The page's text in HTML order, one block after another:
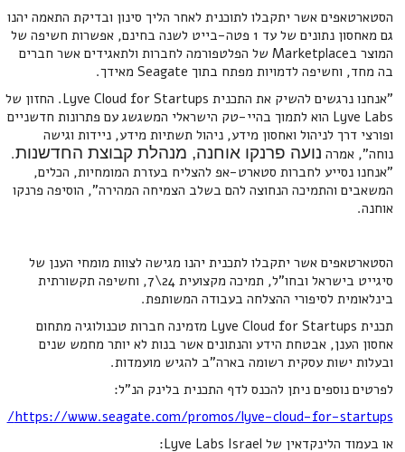
הסטארטאפים אשר יתקבלו לתוכנית לאחר הליך סינון ובדיקת התאמה יהנו
גם מאחסון נתונים של עד 1 פטה-בייט לשנה בחינם, אפשרות חשיפה של
המוצר בMarketplace של הפלטפורמה לחברות ולתאגידים אשר חברים
בה מחד, וחשיפה לדמויות מפתח בתוך Seagate מאידך.
"אנחנו נרגשים להשיק את התכנית Lyve Cloud for Startups. החזון של
Lyve Labs הוא לתמוך בהיי-טק הישראלי המשגשג עם פתרונות חדשניים
ופורצי דרך לניהול ואחסון מידע, ניהול תשתיות מידע, ניידות וגישה
נוחה", אמרה נועה פרנקו אוחנה, מנהלת קבוצת החדשנות.
"אנחנו נסייע לחברות סטארט-אפ להצליח בעזרת המומחיות, הכלים,
המשאבים והתמיכה הנחוצה להם בשלב הצמיחה המהירה", הוסיפה פרנקו
אוחנה.
הסטארטאפים אשר יתקבלו לתכנית יהנו מגישה לצוות מומחי הענן של
סיגייט בישראל ובחו"ל, תמיכה מקצועית 24\7, וחשיפה תקשורתית
בינלאומית לסיפורי ההצלחה בעבודה המשותפת.
תכנית Lyve Cloud for Startups מזמינה חברות טכנולוגיה מתחום
אחסון הענן, אבטחת הידע והנתונים אשר בנות לא יותר מחמש שנים
ובעלות ישות עסקית רשומה בארה"ב להגיש מועמדות.
לפרטים נוספים ניתן להכנס לדף התכנית בלינק הנ"ל:
https://www.seagate.com/promos/lyve-cloud-for-startups/
או בעמוד הלינקדאין של Lyve Labs Israel: